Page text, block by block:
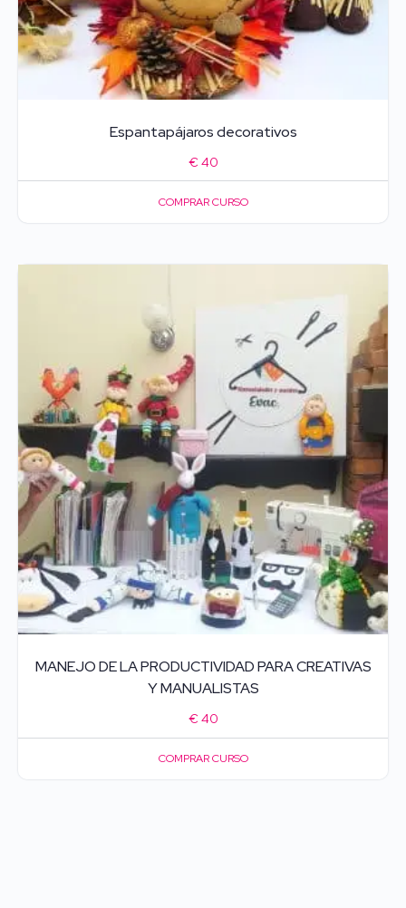
Espantapájaros decorativos
€ 40
COMPRAR CURSO
MANEJO DE LA PRODUCTIVIDAD PARA CREATIVAS
Y MANUALISTAS
€ 40
COMPRAR CURSO